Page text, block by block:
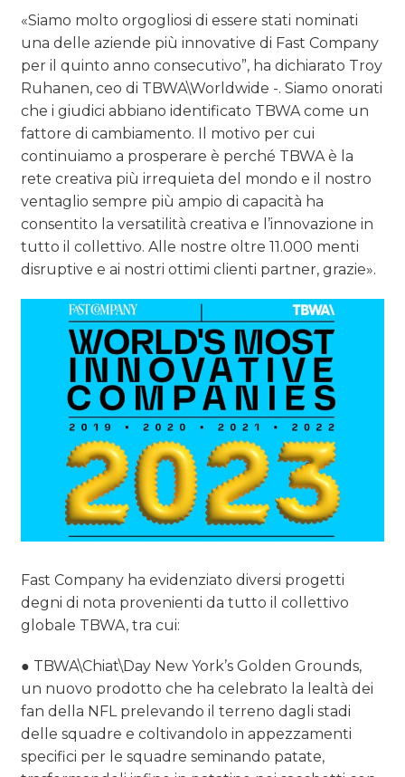
«Siamo molto orgogliosi di essere stati nominati
una delle aziende più innovative di Fast Company
per il quinto anno consecutivo”, ha dichiarato Troy
Ruhanen, ceo di TBWA\Worldwide -. Siamo onorati
che i giudici abbiano identificato TBWA come un
fattore di cambiamento. Il motivo per cui
continuiamo a prosperare è perché TBWA è la
rete creativa più irrequieta del mondo e il nostro
ventaglio sempre più ampio di capacità ha
consentito la versatilità creativa e l’innovazione in
tutto il collettivo. Alle nostre oltre 11.000 menti
disruptive e ai nostri ottimi clienti partner, grazie».
Fast Company ha evidenziato diversi progetti
degni di nota provenienti da tutto il collettivo
globale TBWA, tra cui:
● TBWA\Chiat\Day New York’s Golden Grounds,
un nuovo prodotto che ha celebrato la lealtà dei
fan della NFL prelevando il terreno dagli stadi
delle squadre e coltivandolo in appezzamenti
specifici per le squadre seminando patate,